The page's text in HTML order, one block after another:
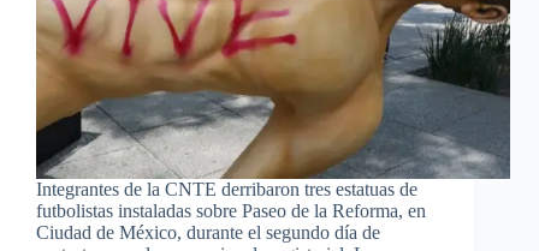
Integrantes de la CNTE derribaron tres estatuas de
futbolistas instaladas sobre Paseo de la Reforma, en
Ciudad de México, durante el segundo día de